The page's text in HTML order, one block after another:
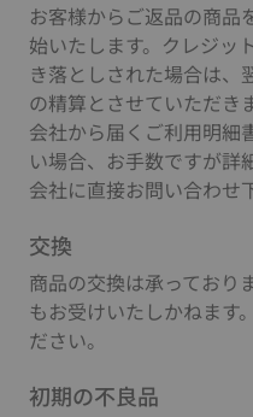
お客様からご返品の商品
始いたします。クレジッ
き落としされた場合は、
の精算とさせていただき
会社から届くご利用明細
い場合、お手数ですが詳
会社に直接お問い合わせ
交換
商品の交換は承っており
もお受けいたしかねます
ださい。
初期の不良品